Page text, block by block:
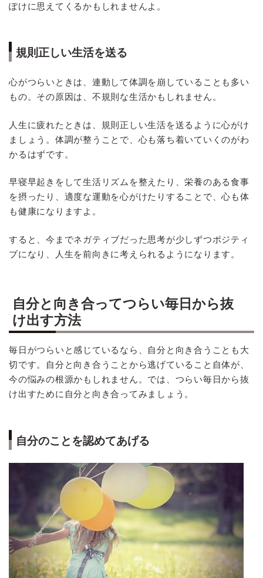
ぽけに思えてくるかもしれませんよ。
規則正しい生活を送る
心がつらいときは、連動して体調を崩していることも多い
もの。その原因は、不規則な生活かもしれません。
人生に疲れたときは、規則正しい生活を送るように心がけ
ましょう。体調が整うことで、心も落ち着いていくのがわ
かるはずです。
早寝早起きをして生活リズムを整えたり、栄養のある食事
を摂ったり、適度な運動を心がけたりすることで、心も体
も健康になりますよ。
すると、今までネガティブだった思考が少しずつポジティ
ブになり、人生を前向きに考えられるようになります。
自分と向き合ってつらい毎日から抜
け出す方法
毎日がつらいと感じているなら、自分と向き合うことも大
切です。自分と向き合うことから逃げていること自体が、
今の悩みの根源かもしれません。では、つらい毎日から抜
け出すために自分と向き合ってみましょう。
自分のことを認めてあげる